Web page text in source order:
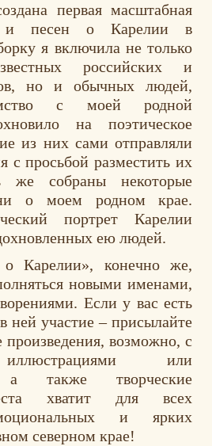
первая масштабная
и песен о Карелии в
я включила не только
российских и
но и обычных людей,
с моей родной
на поэтическое
из них сами отправляли
их
же собраны некоторые
о моем родном крае.
портрет Карелии
ею людей.
Карелии», конечно же,
новыми именами,
Если у вас есть
ней участие – присылайте
произведения, возможно, с
или
а также творческие
хватит для всех
и ярких
северном крае!